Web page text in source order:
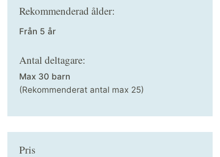
Rekommenderad ålder:
Från 5 år
Antal deltagare:
Max 30 barn
(Rekommenderat antal max 25)
Pris